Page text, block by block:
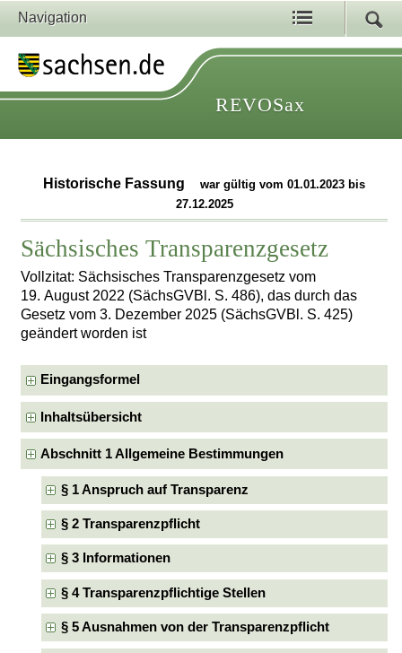
Navigation
REVOSax
Historische Fassung
war gültig vom 01.01.2023 bis
27.12.2025
Sächsisches Transparenzgesetz
Vollzitat: Sächsisches Transparenzgesetz vom
19. August 2022 (SächsGVBl. S. 486), das durch das
Gesetz vom 3. Dezember 2025 (SächsGVBl. S. 425)
geändert worden ist
Eingangsformel
Inhaltsübersicht
Abschnitt 1 Allgemeine Bestimmungen
§ 1 Anspruch auf Transparenz
§ 2 Transparenzpflicht
§ 3 Informationen
§ 4 Transparenzpflichtige Stellen
§ 5 Ausnahmen von der Transparenzpflicht